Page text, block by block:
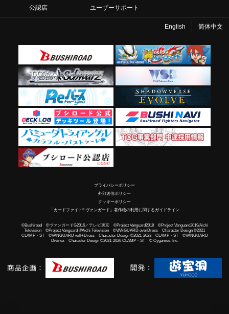
公認店
ユーザーサポート
English 简体中文
プライバシーポリシー
外部送信ポリシー
クッキーポリシー
「カードファイト!! ヴァンガード」著作物の利用に関するガイドライン
©Bushiroad ©ヴァンガードG2016／テレビ東京 ©Project Vanguard2018 ©Project Vanguard2019/Aichi
Television ©Project Vanguard if/Aichi Television ©VANGUARD overDress Character Design ©2021
CLAMP・ST ©VANGUARD will+Dress Character Design ©2021-2023 CLAMP・ST ©VANGUARD
Divinez Character Design ©2021-2026 CLAMP・ST © Cygames, Inc.